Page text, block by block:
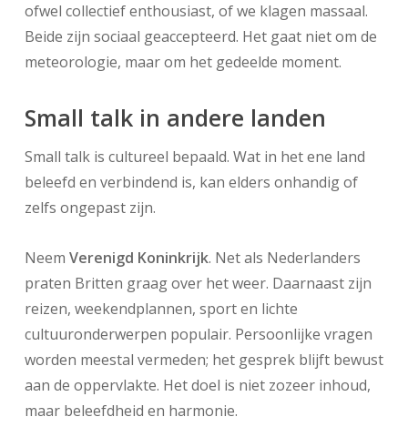
ofwel collectief enthousiast, of we klagen massaal.
Beide zijn sociaal geaccepteerd. Het gaat niet om de
meteorologie, maar om het gedeelde moment.
Small talk in andere landen
Small talk is cultureel bepaald. Wat in het ene land
beleefd en verbindend is, kan elders onhandig of
zelfs ongepast zijn.
Neem Verenigd Koninkrijk. Net als Nederlanders
praten Britten graag over het weer. Daarnaast zijn
reizen, weekendplannen, sport en lichte
cultuuronderwerpen populair. Persoonlijke vragen
worden meestal vermeden; het gesprek blijft bewust
aan de oppervlakte. Het doel is niet zozeer inhoud,
maar beleefdheid en harmonie.